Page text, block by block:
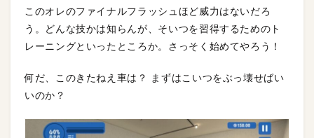
このオレのファイナルフラッシュほど威力はないだろ
う。どんな技かは知らんが、そいつを習得するためのト
レーニングといったところか。さっそく始めてやろう！
何だ、このきたねえ車は？ まずはこいつをぶっ壊せばい
いのか？